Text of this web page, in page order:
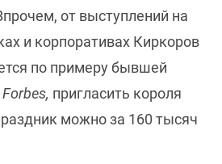
от выступлений на
и корпоративах Киркоров
по примеру бывшей
Forbes, пригласить короля
можно за 160 тысяч